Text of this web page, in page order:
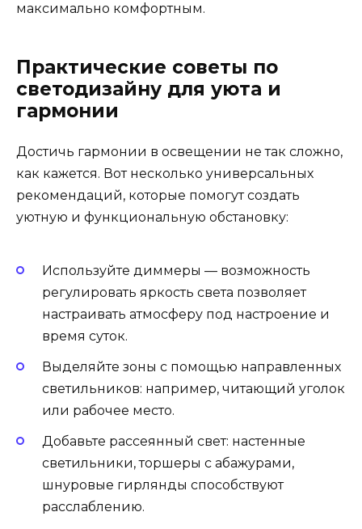
максимально комфортным.
Практические советы по
светодизайну для уюта и
гармонии
Достичь гармонии в освещении не так сложно,
как кажется. Вот несколько универсальных
рекомендаций, которые помогут создать
уютную и функциональную обстановку:
Используйте диммеры — возможность
регулировать яркость света позволяет
настраивать атмосферу под настроение и
время суток.
Выделяйте зоны с помощью направленных
светильников: например, читающий уголок
или рабочее место.
Добавьте рассеянный свет: настенные
светильники, торшеры с абажурами,
шнуровые гирлянды способствуют
расслаблению.